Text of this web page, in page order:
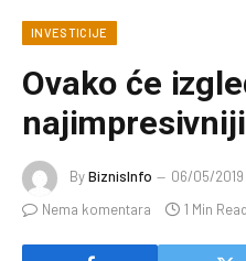
INVESTICIJE
Ovako će
ByBiznisInfo 06/05/2019
Nema komentara
1 Min Read